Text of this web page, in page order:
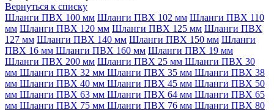
Вернуться к списку
Шланги ПВХ 100 мм Шланги ПВХ 102 мм Шланги ПВХ 110
мм Шланги ПВХ 120 мм Шланги ПВХ 125 мм Шланги ПВХ
127 мм Шланги ПВХ 140 мм Шланги ПВХ 150 мм Шланги
ПВХ 16 мм Шланги ПВХ 160 мм Шланги ПВХ 19 мм
Шланги ПВХ 200 мм Шланги ПВХ 25 мм Шланги ПВХ 30
мм Шланги ПВХ 32 мм Шланги ПВХ 35 мм Шланги ПВХ 38
мм Шланги ПВХ 40 мм Шланги ПВХ 45 мм Шланги ПВХ 50
мм Шланги ПВХ 63 мм Шланги ПВХ 64 мм Шланги ПВХ 65
мм Шланги ПВХ 75 мм Шланги ПВХ 76 мм Шланги ПВХ 80